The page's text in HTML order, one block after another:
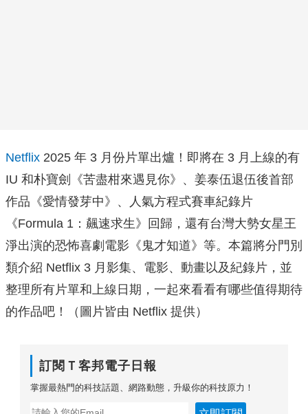
Netflix 2025 年 3 月份片單出爐！即將在 3 月上線的有
IU 和朴寶劍《苦盡柑來遇見你》、姜泰伍退伍後首部
作品《愛情發芽中》、人氣方程式賽車紀錄片
《Formula 1：飆速求生》回歸，還有台灣大勢女星王
淨出演的恐怖喜劇電影《鬼才知道》等。本篇將分門別
類介紹 Netflix 3 月影集、電影、動畫以及紀錄片，並
整理所有片單和上線日期，一起來看看有哪些值得期待
的作品吧！（圖片皆由 Netflix 提供）
訂閱Ｔ客邦電子日報
掌握最熱門的科技話題、網路動態，升級你的科技原力！